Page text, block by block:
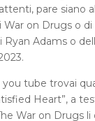
pare siano
War on Drugs o
Ryan Adams o
you tube trovai
Heart”, a
War on Drugs